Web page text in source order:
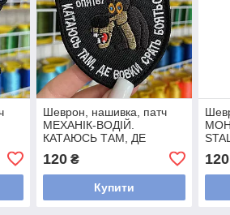
Шеврон, нашивка, патч
МЕХАНІК-ВОДІЙ.
КАТАЮСЬ ТАМ, ДЕ
ВОВКИ СРАТЬ БОЯЛИСЬ
з липучкою
120₴
Купити
120